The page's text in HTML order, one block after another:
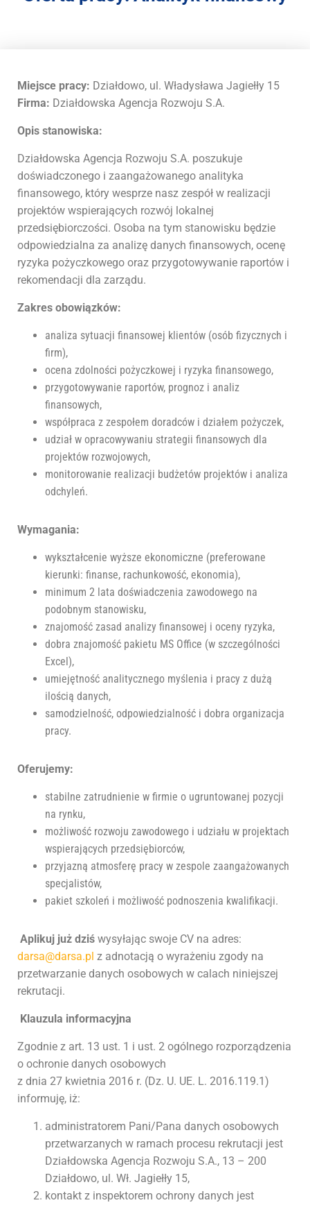
Miejsce pracy: Działdowo, ul. Władysława Jagiełły 15
Firma: Działdowska Agencja Rozwoju S.A.
Opis stanowiska:
Działdowska Agencja Rozwoju S.A. poszukuje
doświadczonego i zaangażowanego analityka
finansowego, który wesprze nasz zespół w realizacji
projektów wspierających rozwój lokalnej
przedsiębiorczości. Osoba na tym stanowisku będzie
odpowiedzialna za analizę danych finansowych, ocenę
ryzyka pożyczkowego oraz przygotowywanie raportów i
rekomendacji dla zarządu.
Zakres obowiązków:
analiza sytuacji finansowej klientów (osób fizycznych i
firm),
ocena zdolności pożyczkowej i ryzyka finansowego,
przygotowywanie raportów, prognoz i analiz
finansowych,
współpraca z zespołem doradców i działem pożyczek,
udział w opracowywaniu strategii finansowych dla
projektów rozwojowych,
monitorowanie realizacji budżetów projektów i analiza
odchyleń.
Wymagania:
wykształcenie wyższe ekonomiczne (preferowane
kierunki: finanse, rachunkowość, ekonomia),
minimum 2 lata doświadczenia zawodowego na
podobnym stanowisku,
znajomość zasad analizy finansowej i oceny ryzyka,
dobra znajomość pakietu MS Office (w szczególności
Excel),
umiejętność analitycznego myślenia i pracy z dużą
ilością danych,
samodzielność, odpowiedzialność i dobra organizacja
pracy.
Oferujemy:
stabilne zatrudnienie w firmie o ugruntowanej pozycji
na rynku,
możliwość rozwoju zawodowego i udziału w projektach
wspierających przedsiębiorców,
przyjazną atmosferę pracy w zespole zaangażowanych
specjalistów,
pakiet szkoleń i możliwość podnoszenia kwalifikacji.
Aplikuj już dziś wysyłając swoje CV na adres:
darsa@darsa.pl z adnotacją o wyrażeniu zgody na
przetwarzanie danych osobowych w calach niniejszej
rekrutacji.
Klauzula informacyjna
Zgodnie z art. 13 ust. 1 i ust. 2 ogólnego rozporządzenia
o ochronie danych osobowych
z dnia 27 kwietnia 2016 r. (Dz. U. UE. L. 2016.119.1)
informuję, iż:
administratorem Pani/Pana danych osobowych
przetwarzanych w ramach procesu rekrutacji jest
Działdowska Agencja Rozwoju S.A., 13 – 200
Działdowo, ul. Wł. Jagiełły 15,
kontakt z inspektorem ochrony danych jest